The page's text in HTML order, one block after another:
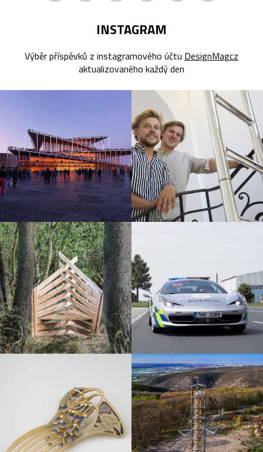
INSTAGRAM
Výběr příspěvků z instagramového účtu DesignMagcz
aktualizovaného každý den